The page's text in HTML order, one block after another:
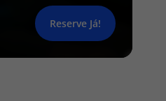
Reserve Já!